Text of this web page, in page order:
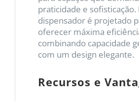
praticidade e sofisticação.
dispensador é projetado
oferecer máxima
combinando capacidade
com um design elegante.
Recursos e